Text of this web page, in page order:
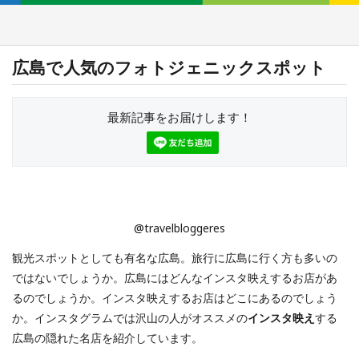
広島で人気のフォトジェニックスポット
最新記事をお届けします！
@travelbloggeres
観光スポットとしても有名な広島。旅行に広島に行く方も多いの
ではないでしょうか。広島にはどんなインスタ映えするお店があ
るのでしょうか。インスタ映えするお店はどこにあるのでしょう
か。インスタグラムでは沢山の人がオススメのインスタ映え する
広島の隠れた名店を紹介しています。